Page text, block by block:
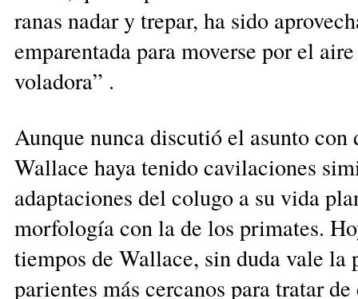
ranas nadar y trepar, ha sido
emparentada para moverse por el
voladora” .
Aunque nun­ca discutió el asunto con
Wallace haya tenido cavilaciones
adaptaciones del colugo a su vida
morfología con la de los primates.
tiempos de Wallace, sin duda vale la
parientes más cercanos para tratar